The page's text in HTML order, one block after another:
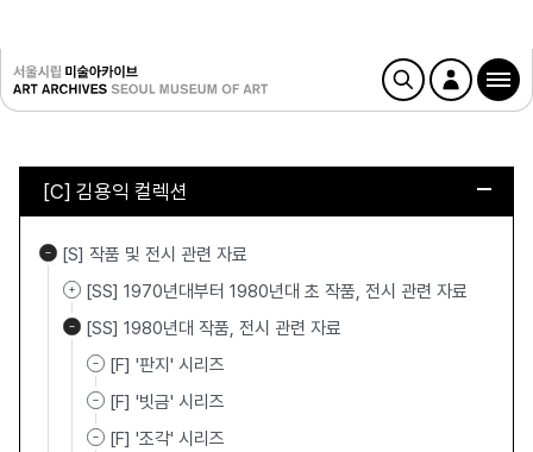
[C] 김용익 컬렉션
[S] 작품 및 전시 관련 자료
[SS] 1970년대부터 1980년대 초 작품, 전시 관련 자료
[SS] 1980년대 작품, 전시 관련 자료
[F] '판지' 시리즈
[F] '빗금' 시리즈
[F] '조각' 시리즈